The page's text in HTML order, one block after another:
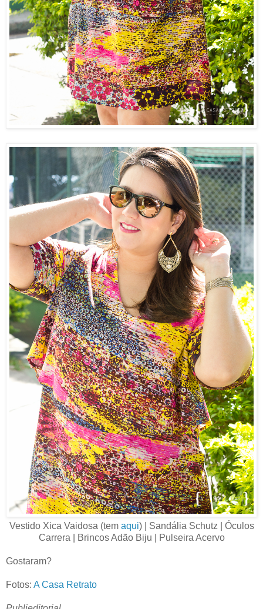
Vestido Xica Vaidosa (tem aqui) | Sandália Schutz | Óculos
Carrera | Brincos Adão Biju | Pulseira Acervo
Gostaram?
Fotos: A Casa Retrato